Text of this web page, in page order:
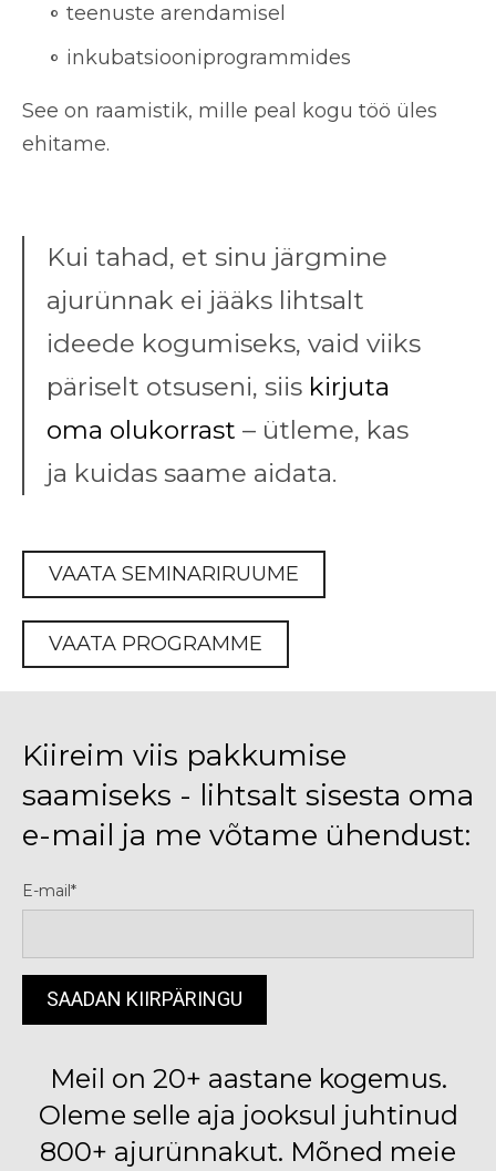
teenuste arendamisel
inkubatsiooniprogrammides
See on raamistik, mille peal kogu töö üles
ehitame.
Kui tahad, et sinu järgmine
ajurünnak ei jääks lihtsalt
ideede kogumiseks, vaid viiks
päriselt otsuseni, siis kirjuta
oma olukorrast – ütleme, kas
ja kuidas saame aidata.
VAATA SEMINARIRUUME
VAATA PROGRAMME
Kiireim viis pakkumise
saamiseks - lihtsalt sisesta oma
e-mail ja me võtame ühendust:
E-mail
Meil on 20+ aastane kogemus.
Oleme selle aja jooksul juhtinud
800+ ajurünnakut. Mõned meie